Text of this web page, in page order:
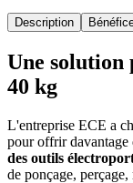
Description
Une solution
40 kg
L'entreprise ECE a
pour offrir davantage
des outils
de ponçage,